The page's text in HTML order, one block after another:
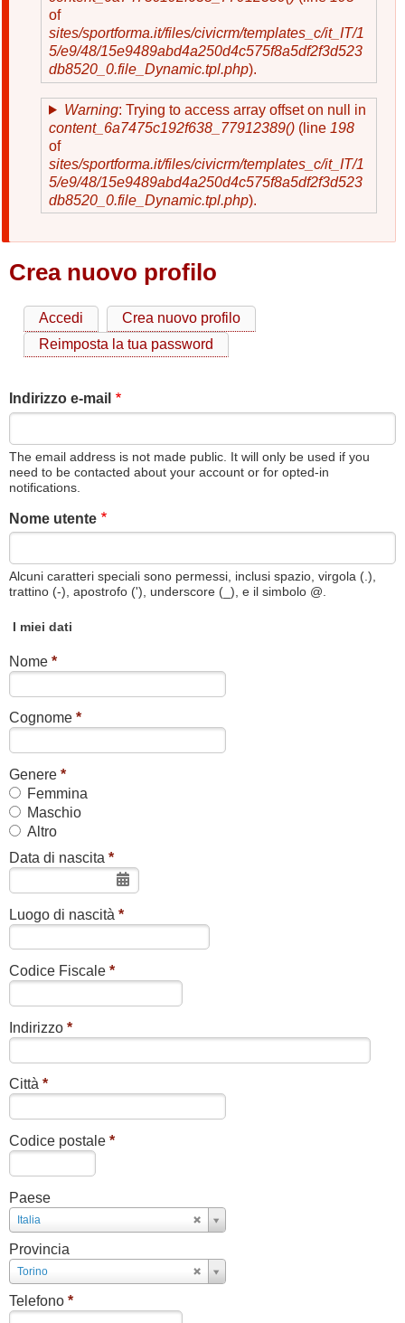
of
sites/sportforma.it/files/civicrm/templates_c/it_IT/1
5/e9/48/15e9489abd4a250d4c575f8a5df2f3d523
db8520_0.file_Dynamic.tpl.php).
Warning: Trying to access array offset on null in
content_6a7475c192f638_77912389() (line 198
of
sites/sportforma.it/files/civicrm/templates_c/it_IT/1
5/e9/48/15e9489abd4a250d4c575f8a5df2f3d523
db8520_0.file_Dynamic.tpl.php).
Crea nuovo profilo
Schede
primarie
Accedi
Crea nuovo profilo
Reimposta la tua password
Indirizzo e-mail
The email address is not made public. It will only be used if you
need to be contacted about your account or for opted-in
notifications.
Nome utente
Alcuni caratteri speciali sono permessi, inclusi spazio, virgola (.),
trattino (-), apostrofo ('), underscore (_), e il simbolo @.
I miei dati
Nome *
Cognome *
Genere *
Femmina
Maschio
Altro
Data di nascita *
Luogo di nascità *
Codice Fiscale *
Indirizzo *
Città *
Codice postale *
Paese
Italia
Paese
Provincia
Torino
Provincia
Telefono *